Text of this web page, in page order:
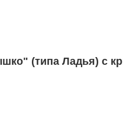
Судно медицинское полимерное "Солнышко"